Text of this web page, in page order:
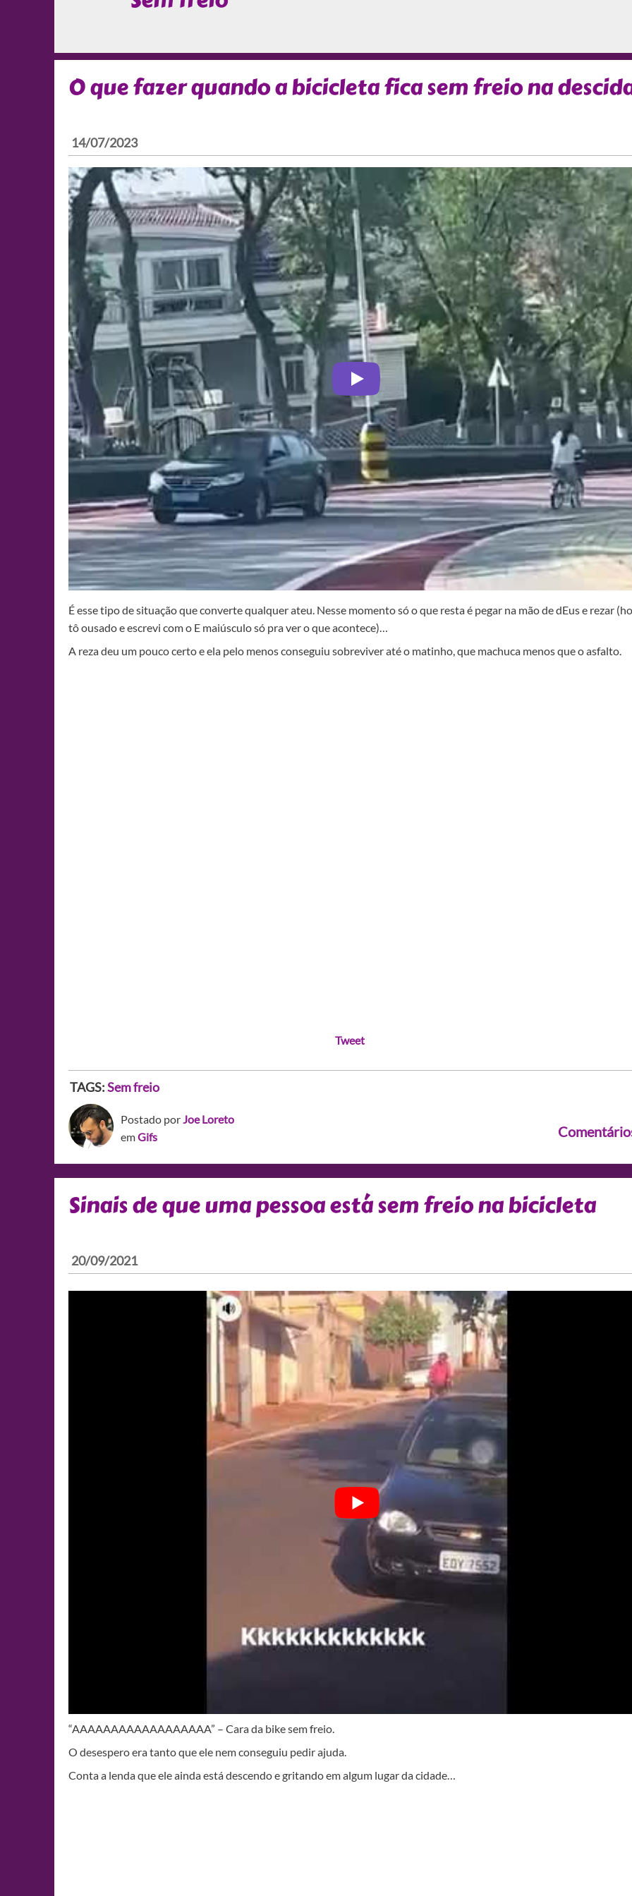
O que fazer quando a bicicleta fica sem freio na
14/07/2023
É esse tipo de situação que converte qualquer ateu. Nesse momento só o que resta é pegar na mão de dEus e rezar
tô ousado e escrevi com o E maiúsculo só pra ver o que acontece)…
A reza deu um pouco certo e ela pelo menos conseguiu sobreviver até o matinho, que machuca menos que o asfalto.
Tweet
TAGS:Sem freio
Postado porJoe Loreto
emGifs
Sinais de que uma pessoa está sem freio na bicicleta
20/09/2021
“AAAAAAAAAAAAAAAAAA” – Cara da bike sem freio.
O desespero era tanto que ele nem conseguiu pedir ajuda.
Conta a lenda que ele ainda está descendo e gritando em algum lugar da cidade…